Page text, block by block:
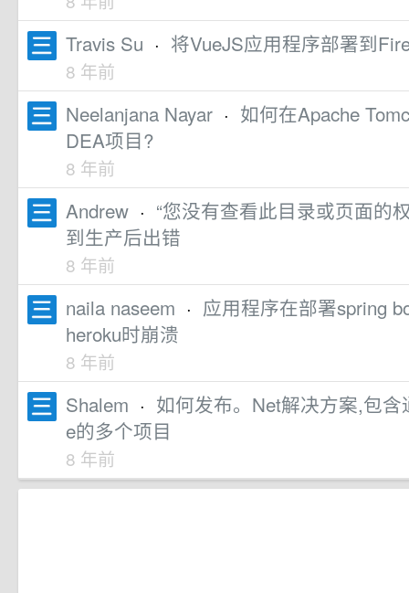
Travis Su · 将VueJS应用程序部署到
8 年前
Neelanjana Nayar · 如何在Apache
DEA项目?
8 年前
Andrew · “您没有查看此目录或页面的
到生产后出错
8 年前
naila naseem · 应用程序在部署spring
heroku时崩溃
8 年前
Shalem · 如何发布。Net解决方案,包
e的多个项目
8 年前